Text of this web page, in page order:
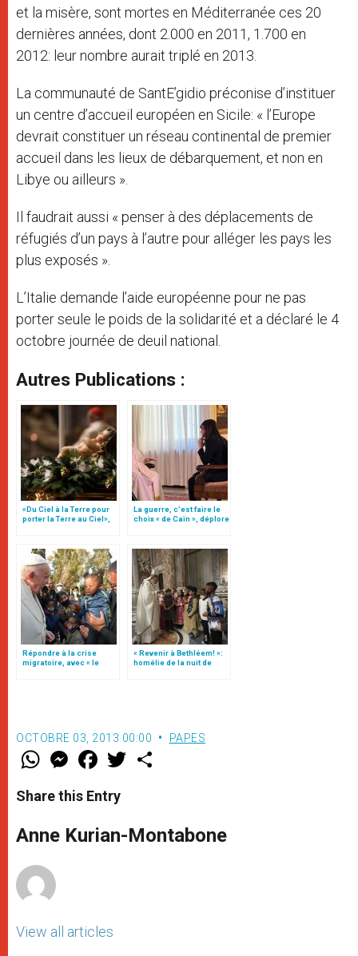
et la misère, sont mortes en Méditerranée ces 20
dernières années, dont 2.000 en 2011, 1.700 en
2012: leur nombre aurait triplé en 2013.
La communauté de SantE’gidio préconise d’instituer
un centre d’accueil européen en Sicile: « l’Europe
devrait constituer un réseau continental de premier
accueil dans les lieux de débarquement, et non en
Libye ou ailleurs ».
Il faudrait aussi « penser à des déplacements de
réfugiés d’un pays à l’autre pour alléger les pays les
plus exposés ».
L’Italie demande l’aide européenne pour ne pas
porter seule le poids de la solidarité et a déclaré le 4
octobre journée de deuil national.
Autres Publications :
«Du Ciel à la Terre pour
porter la Terre au Ciel»,
La guerre, c’est faire le
choix « de Caïn », déplore
Répondre à la crise
migratoire, avec « le
« Revenir à Bethléem! »:
homélie de la nuit de
Noël (texte complet)
OCTOBRE 03, 2013 00:00 PAPES
W
t
s
p
p
M
e
s
e
g
e
F
a
e
b
o
k
w
r
Share this Entry
Anne Kurian-Montabone
View all articles